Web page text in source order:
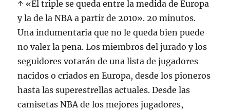
↑ «El triple se queda entre la medida de Europa
y la de la NBA a partir de 2010». 20 minutos.
Una indumentaria que no le queda bien puede
no valer la pena. Los miembros del jurado y los
seguidores votarán de una lista de jugadores
nacidos o criados en Europa, desde los pioneros
hasta las superestrellas actuales. Desde las
camisetas NBA de los mejores jugadores,